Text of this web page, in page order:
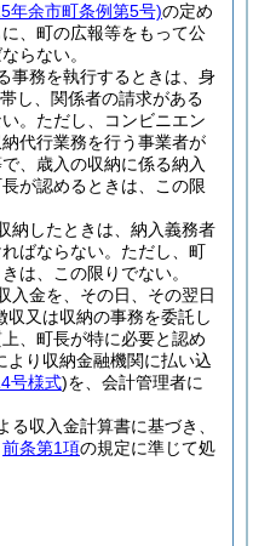
年余市町条例第5号)の定め
、町の広報等をもって公
らない。
事務を執行するときは、身
し、関係者の請求がある
。 ただし、コンビニエン
代行業務を行う事業者が
、歳入の収納に係る納入
が認めるときは、この限
納したときは、納入義務者
ばならない。 ただし、町
は、この限りでない。
入金を、その日、その翌日
収又は収納の事務を委託し
、町長が特に必要と認め
より収納金融機関に払い込
号様式)を、会計管理者に
る収入金計算書に基づき、
前条第1項の規定に準じて処